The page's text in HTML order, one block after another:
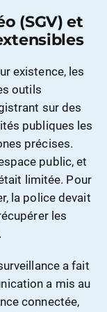
(SGV) et
existence, les
outils
sur des
publiques les
précises.
public, et
limitée. Pour
la police devait
les
a fait
a mis au
connectée,